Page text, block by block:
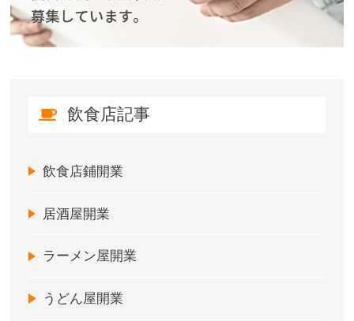
飲食店記事
飲食店鋪開業
居酒屋開業
ラーメン屋開業
うどん屋開業